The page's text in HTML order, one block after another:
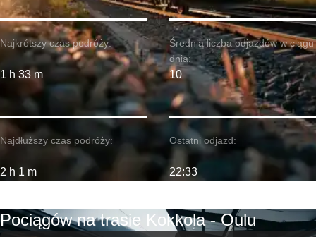
Najkrótszy czas podróży:
1 h 33 m
Najdłuższy czas podróży:
2 h 1 m
Średnia liczba odjazdów w ciągu
dnia:
10
Ostatni odjazd:
22:33
Pociągów na trasie Kokkola - Oulu